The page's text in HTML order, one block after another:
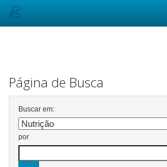
Página de Busca
Buscar em:
por